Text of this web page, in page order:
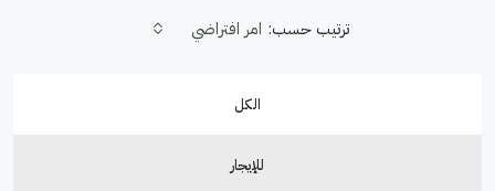
الكل
للإيجار
ترتيب حسب: امر افتراضي